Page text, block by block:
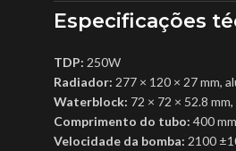
Especificações
TDP: 250W
Radiador: 277 × 120 × 27 mm,
Waterblock: 72 × 72 × 52.8
Comprimento do tubo: 400 mm
Velocidade da bomba: 2100